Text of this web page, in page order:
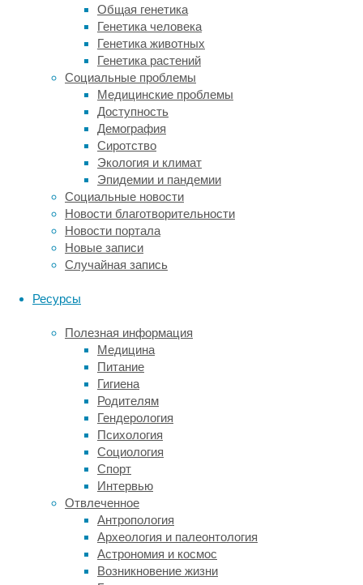
Общая генетика
Генетика человека
Генетика животных
Генетика растений
Социальные проблемы
Медицинские проблемы
Доступность
Демография
Сиротство
Экология и климат
Эпидемии и пандемии
Социальные новости
Новости благотворительности
Новости портала
Новые записи
Случайная запись
Ресурсы
Полезная информация
Медицина
Питание
Гигиена
Родителям
Гендерология
Психология
Социология
Спорт
Интервью
Отвлеченное
Антропология
Археология и палеонтология
Астрономия и космос
Возникновение жизни
РНК;
дальше
РНК
либо
работают
сами,
либо
служат
матрицами
для
синтеза
белков.
Активный
ген
–
тот,
котором
активно
идёт
транскрипция,
на
котором
синтезируется
много
РНК.
Современные
методы
позволяют
читать
РНК
из